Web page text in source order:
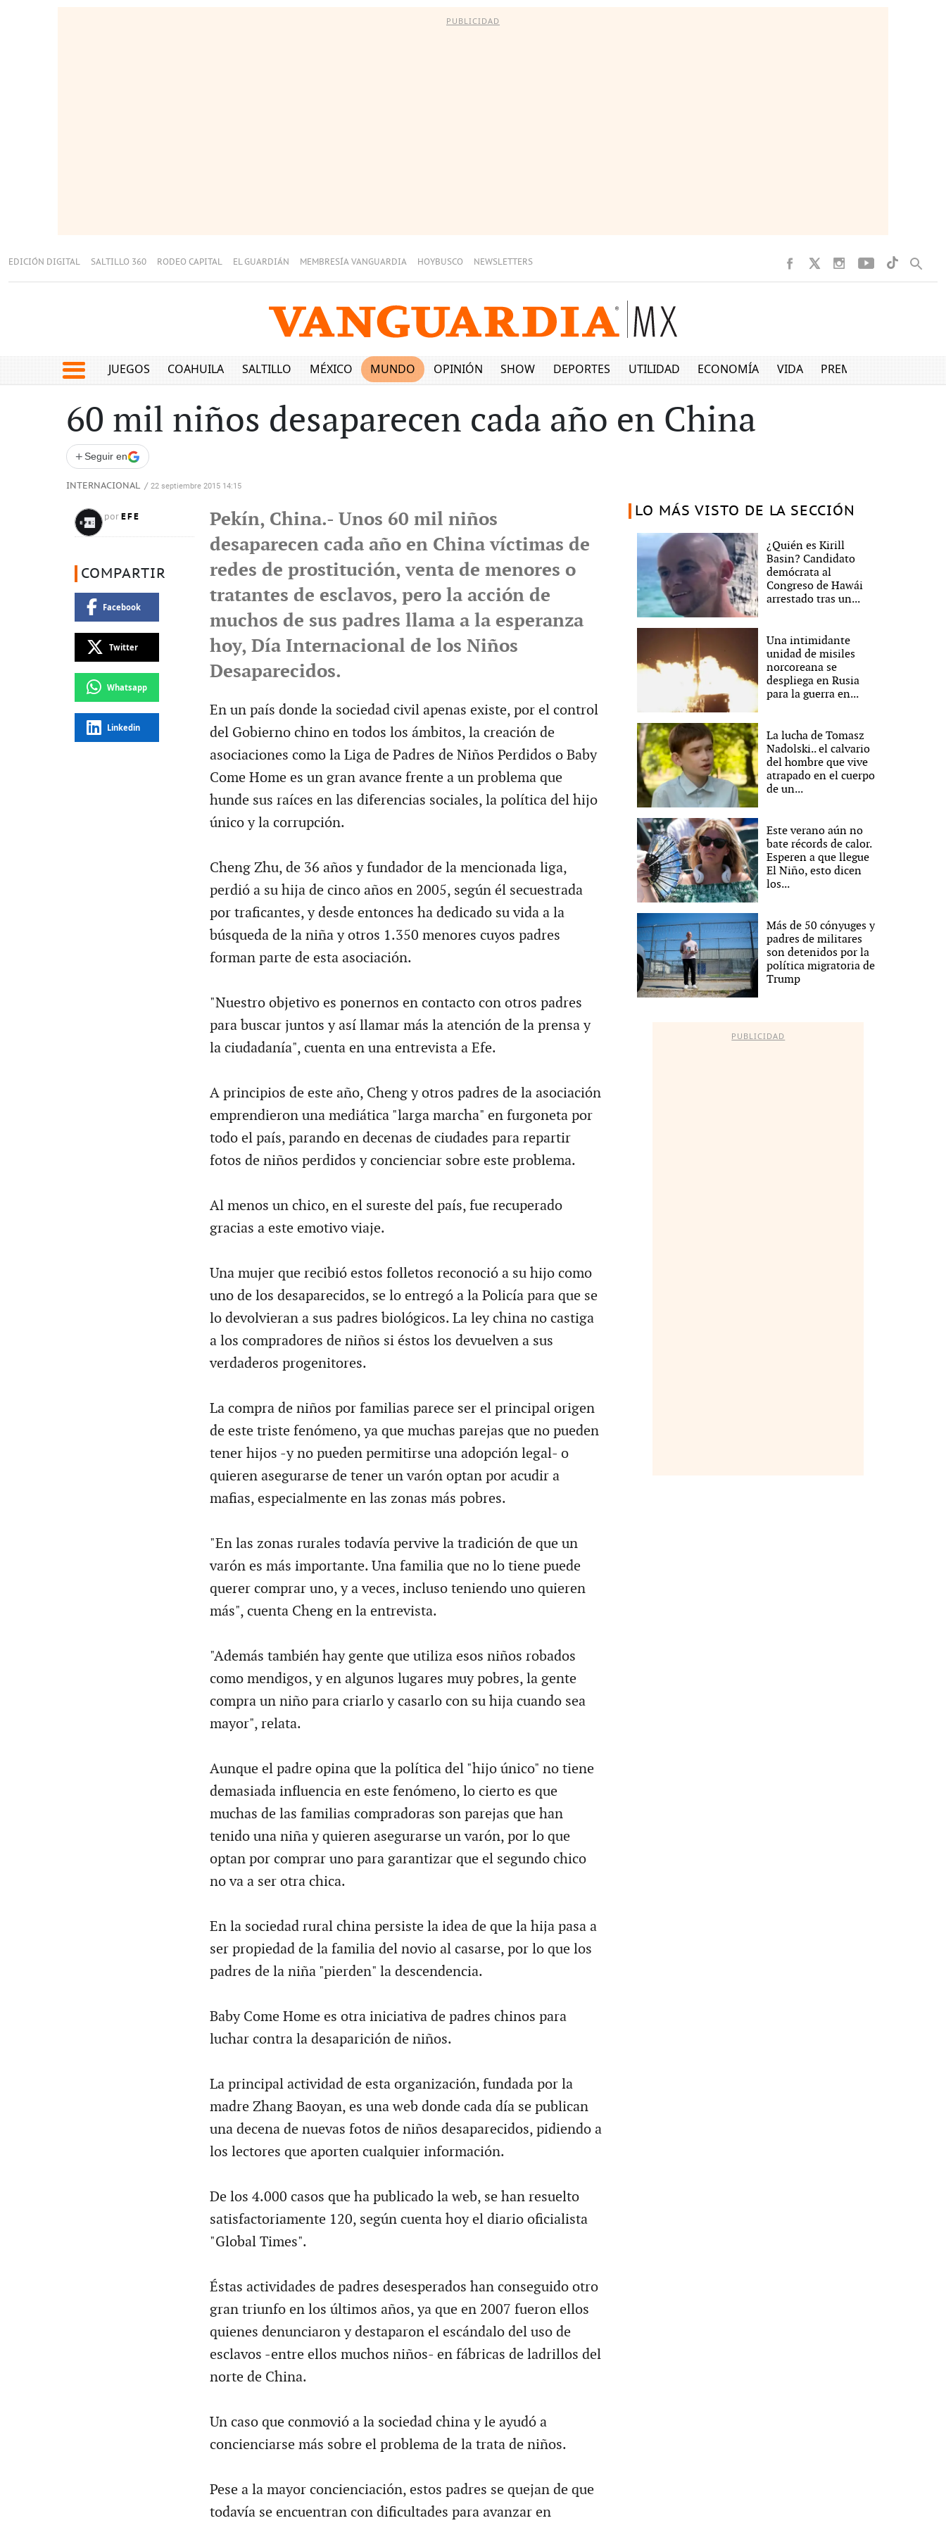
PUBLICIDAD
EDICIÓN DIGITAL SALTILLO 360 RODEO CAPITAL EL GUARDIÁN MEMBRESÍA VANGUARDIA HOYBUSCO NEWSLETTERS
JUEGOS COAHUILA SALTILLO MÉXICO MUNDO OPINIÓN SHOW DEPORTES UTILIDAD ECONOMÍA VIDA PREMIUM
60 mil niños desaparecen cada año en China
+ Seguir en
INTERNACIONAL / 22 septiembre 2015 14:15
por EFE
COMPARTIR
Facebook
Twitter
Whatsapp
Linkedin
Pekín, China.- Unos 60 mil niños
desaparecen cada año en China víctimas de
redes de prostitución, venta de menores o
tratantes de esclavos, pero la acción de
muchos de sus padres llama a la esperanza
hoy, Día Internacional de los Niños
Desaparecidos.
En un país donde la sociedad civil apenas existe, por el control
del Gobierno chino en todos los ámbitos, la creación de
asociaciones como la Liga de Padres de Niños Perdidos o Baby
Come Home es un gran avance frente a un problema que
hunde sus raíces en las diferencias sociales, la política del hijo
único y la corrupción.
Cheng Zhu, de 36 años y fundador de la mencionada liga,
perdió a su hija de cinco años en 2005, según él secuestrada
por traficantes, y desde entonces ha dedicado su vida a la
búsqueda de la niña y otros 1.350 menores cuyos padres
forman parte de esta asociación.
"Nuestro objetivo es ponernos en contacto con otros padres
para buscar juntos y así llamar más la atención de la prensa y
la ciudadanía", cuenta en una entrevista a Efe.
A principios de este año, Cheng y otros padres de la asociación
emprendieron una mediática "larga marcha" en furgoneta por
todo el país, parando en decenas de ciudades para repartir
fotos de niños perdidos y concienciar sobre este problema.
Al menos un chico, en el sureste del país, fue recuperado
gracias a este emotivo viaje.
Una mujer que recibió estos folletos reconoció a su hijo como
uno de los desaparecidos, se lo entregó a la Policía para que se
lo devolvieran a sus padres biológicos. La ley china no castiga
a los compradores de niños si éstos los devuelven a sus
verdaderos progenitores.
La compra de niños por familias parece ser el principal origen
de este triste fenómeno, ya que muchas parejas que no pueden
tener hijos -y no pueden permitirse una adopción legal- o
quieren asegurarse de tener un varón optan por acudir a
mafias, especialmente en las zonas más pobres.
"En las zonas rurales todavía pervive la tradición de que un
varón es más importante. Una familia que no lo tiene puede
querer comprar uno, y a veces, incluso teniendo uno quieren
más", cuenta Cheng en la entrevista.
"Además también hay gente que utiliza esos niños robados
como mendigos, y en algunos lugares muy pobres, la gente
compra un niño para criarlo y casarlo con su hija cuando sea
mayor", relata.
Aunque el padre opina que la política del "hijo único" no tiene
demasiada influencia en este fenómeno, lo cierto es que
muchas de las familias compradoras son parejas que han
tenido una niña y quieren asegurarse un varón, por lo que
optan por comprar uno para garantizar que el segundo chico
no va a ser otra chica.
En la sociedad rural china persiste la idea de que la hija pasa a
ser propiedad de la familia del novio al casarse, por lo que los
padres de la niña "pierden" la descendencia.
Baby Come Home es otra iniciativa de padres chinos para
luchar contra la desaparición de niños.
La principal actividad de esta organización, fundada por la
madre Zhang Baoyan, es una web donde cada día se publican
una decena de nuevas fotos de niños desaparecidos, pidiendo a
los lectores que aporten cualquier información.
De los 4.000 casos que ha publicado la web, se han resuelto
satisfactoriamente 120, según cuenta hoy el diario oficialista
"Global Times".
Éstas actividades de padres desesperados han conseguido otro
gran triunfo en los últimos años, ya que en 2007 fueron ellos
quienes denunciaron y destaparon el escándalo del uso de
esclavos -entre ellos muchos niños- en fábricas de ladrillos del
norte de China.
Un caso que conmovió a la sociedad china y le ayudó a
concienciarse más sobre el problema de la trata de niños.
Pese a la mayor concienciación, estos padres se quejan de que
todavía se encuentran con dificultades para avanzar en
LO MÁS VISTO DE LA SECCIÓN
¿Quién es Kirill
Basin? Candidato
demócrata al
Congreso de Hawái
arrestado tras un...
Una intimidante
unidad de misiles
norcoreana se
despliega en Rusia
para la guerra en...
La lucha de Tomasz
Nadolski.. el calvario
del hombre que vive
atrapado en el cuerpo
de un...
Este verano aún no
bate récords de calor.
Esperen a que llegue
El Niño, esto dicen
los...
Más de 50 cónyuges y
padres de militares
son detenidos por la
política migratoria de
Trump
PUBLICIDAD